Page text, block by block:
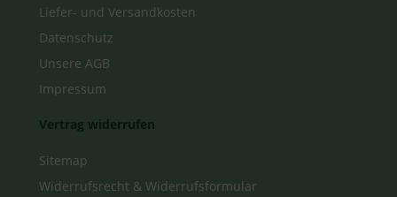
Liefer- und Versandkosten
Datenschutz
Unsere AGB
Impressum
Vertrag widerrufen
Sitemap
Widerrufsrecht & Widerrufsformular